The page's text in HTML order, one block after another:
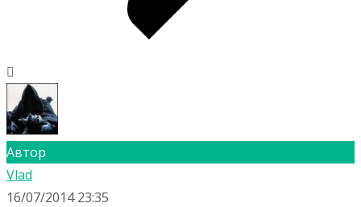
Автор
Vlad
16/07/2014 23:35